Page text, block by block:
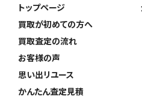
トップページ
買取が初めての方へ
買取査定の流れ
お客様の声
思い出リユース
かんたん査定見積